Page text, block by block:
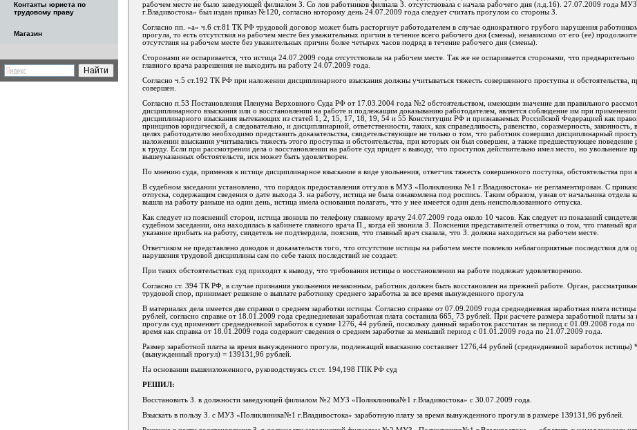
Контакты юриста по
трудовому праву
Магазин
рабочем месте не было заведующей филиалом З. Со лов работников филиала З. отсутствовала с начала рабочего дня (л.д.16). 27.07.2009 года
г.Владивостока» был издан приказ №120, согласно которому день 24.07.2009 года следует считать прогулом со стороны З.
Согласно пп. «а» ч.6 ст.81 ТК РФ трудовой договор может быть расторгнут работодателем в случае однократного грубого нарушения
прогула, то есть отсутствия на рабочем месте без уважительных причин в течение всего рабочего дня (смены), независимо от его (ее)
отсутствия на рабочем месте без уважительных причин более четырех часов подряд в течение рабочего дня (смены).
Сторонами не оспаривается, что истица 24.07.2009 года отсутствовала на рабочем месте. Так же не оспаривается сторонами, что
главного врача разрешения не выходить на работу 24.07.2009 года.
Согласно ч.5 ст.192 ТК РФ при наложении дисциплинарного взыскания должны учитываться тяжесть совершенного проступка и обстоятельства,
совершен.
Согласно п.53 Постановления Пленума Верховного Суда РФ от 17.03.2004 года №2 обстоятельством, имеющим значение для правильного
дисциплинарного взыскания или о восстановлении на работе и подлежащим доказыванию работодателем, является соблюдение им при
дисциплинарного взыскания вытекающих из статей 1, 2, 15, 17, 18, 19, 54 и 55 Конституции РФ и признаваемых Российской Федерацией как
принципов юридической, а следовательно, и дисциплинарной, ответственности, таких, как справедливость, равенство, соразмерность,
целях работодателю необходимо представить доказательства, свидетельствующие не только о том, что работник совершил дисциплинарный
наложении взыскания учитывались тяжесть этого проступка и обстоятельства, при которых он был совершен, а также предшествующее поведение
к труду. Если при рассмотрении дела о восстановлении на работе суд придет к выводу, что проступок действительно имел место, но увольнение
вышеуказанных обстоятельств, иск может быть удовлетворен.
По мнению суда, применяя к истице дисциплинарное взыскание в виде увольнения, ответчик тяжесть совершенного поступка, обстоятельства при
В судебном заседании установлено, что порядок предоставления отгулов в МУЗ «Поликлиника №1 г.Владивостока» не регламентирован. С
отпуска, содержащим сведения о дате выхода З. на работу, истица не была ознакомлена под роспись. Таким образом, узнав от начальника отдела
вышла на работу раньше на один день, истица имела основания полагать, что у нее имеется один день неиспользованного отпуска.
Как следует из пояснений сторон, истица звонила по телефону главному врачу 24.07.2009 года около 10 часов. Как следует из показаний
судебном заседании, она находилась в кабинете главного врача П., когда ей звонила З. Пояснения представителей ответчика о том, что главный
указание прибыть на работу, свидетель не подтвердила, пояснив, что главный врач сказала, что З. должна находиться на рабочем месте.
Ответчиком не представлено доводов и доказательств того, что отсутствие истицы на рабочем месте повлекло неблагоприятные последствия для
нарушения трудовой дисциплины сам по себе таких последствий не создает.
При таких обстоятельствах суд приходит к выводу, что требования истицы о восстановлении на работе подлежат удовлетворению.
Согласно ст. 394 ТК РФ, в случае признания увольнения незаконным, работник должен быть восстановлен на прежней работе. Орган,
трудовой спор, принимает решение о выплате работнику среднего заработка за все время вынужденного прогула
В материалах дела имеется две справки о среднем заработки истицы. Согласно справке от 07.09.2009 года среднедневная заработная плата
рублей, согласно справке от 18.01.2009 года среднедневная заработная плата составила 665, 73 рублей. При расчете размера заработной платы
прогула суд применяет среднедневной заработок в сумме 1276, 44 рублей, поскольку данный заработок рассчитан за период с 01.09.2008 года
время как справка от 18.01.2009 года содержит сведения о среднем заработке за меньший период с 01.01.2009 года по 21.07.2009 года.
Размер заработной платы за время вынужденного прогула, подлежащий взысканию составляет 1276,44 рублей (среднедневной заработок
(вынужденный прогул) = 139131,96 рублей.
На основании вышеизложенного, руководствуясь ст.ст. 194,198 ГПК РФ суд
РЕШИЛ:
Восстановить З. в должности заведующей филиалом №2 МУЗ «Поликлиника№1 г.Владивостока» с 30.07.2009 года.
Взыскать в пользу З. с МУЗ «Поликлиника№1 г.Владивостока» заработную плату за время вынужденного прогула в размере 139131,96 рублей.